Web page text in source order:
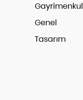
Gayrimenkul
Genel
Tasarım